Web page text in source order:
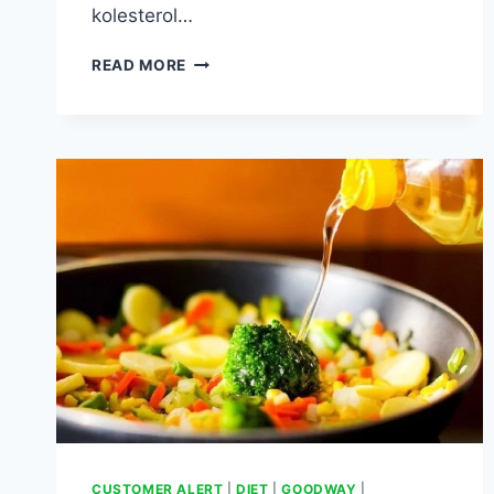
kolesterol…
READ MORE TIDAK
KOLESTEROL
CUSTOMER ALERT |DIET |GOODWAY